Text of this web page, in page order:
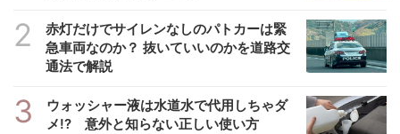
2
赤灯だけでサイレンなしのパトカーは緊
急車両なのか？ 抜いていいのかを道路交
通法で解説
3
ウォッシャー液は水道水で代用しちゃダ
メ!? 意外と知らない正しい使い方